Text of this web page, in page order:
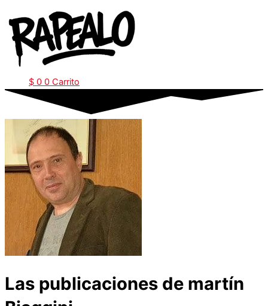
al
contenido
$ 0 0 Carrito
Las publicaciones de martín